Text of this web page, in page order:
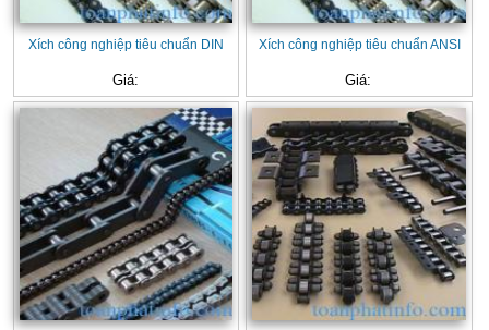
Xích công nghiệp tiêu chuẩn DIN
Giá:
Xích công nghiệp tiêu chuẩn ANSI
Giá: